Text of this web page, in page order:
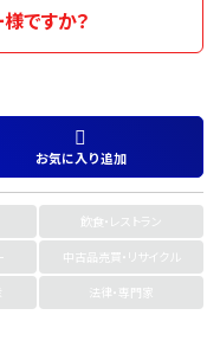
ですか？
お気に入り追加
飲食・レストラン
中古品売買・リサイクル
法律・専門家